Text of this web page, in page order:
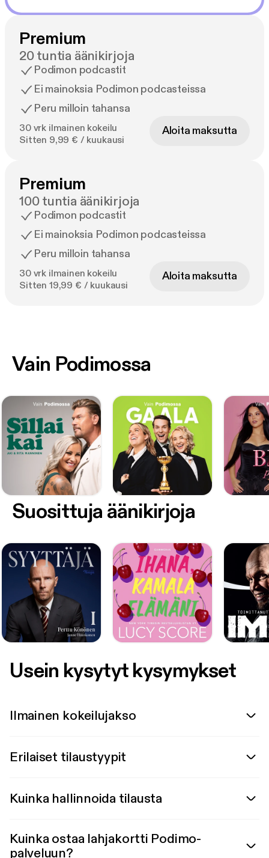
Premium
20 tuntia äänikirjoja
Podimon podcastit
Ei mainoksia Podimon podcasteissa
Peru milloin tahansa
30 vrk ilmainen kokeilu
Sitten 9,99 € / kuukausi
Aloita maksutta
Premium
100 tuntia äänikirjoja
Podimon podcastit
Ei mainoksia Podimon podcasteissa
Peru milloin tahansa
30 vrk ilmainen kokeilu
Sitten 19,99 € / kuukausi
Aloita maksutta
Vain Podimossa
Suosittuja äänikirjoja
Usein kysytyt kysymykset
Ilmainen kokeilujakso
Erilaiset tilaustyypit
Kuinka hallinnoida tilausta
Kuinka ostaa lahjakortti Podimo-
palveluun?